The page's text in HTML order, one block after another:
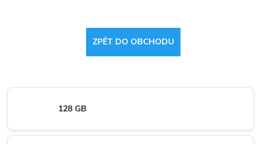
ZPĚT DO OBCHODU
128 GB